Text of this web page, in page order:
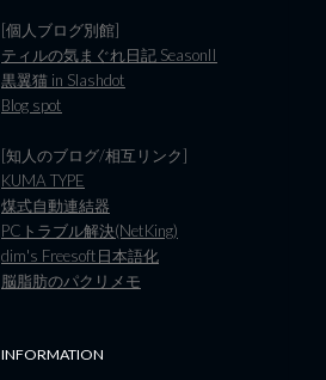
[個人ブログ別館]
ティルの気まぐれ日記 SeasonII
黒翼猫 in Slashdot
Blog spot
[知人のブログ/相互リンク]
KUMA TYPE
煤式自動連結器
PCトラブル解決(NetKing)
dim's Freesoft日本語化
脳脂肪のパクリメモ
INFORMATION